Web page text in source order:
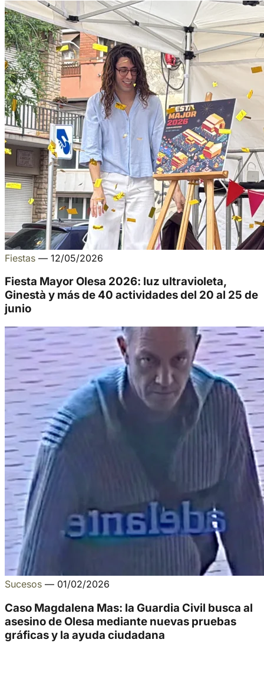
Fiestas — 12/05/2026
Fiesta Mayor Olesa 2026: luz ultravioleta,
Ginestà y más de 40 actividades del 20 al 25 de
junio
Sucesos — 01/02/2026
Caso Magdalena Mas: la Guardia Civil busca al
asesino de Olesa mediante nuevas pruebas
gráficas y la ayuda ciudadana